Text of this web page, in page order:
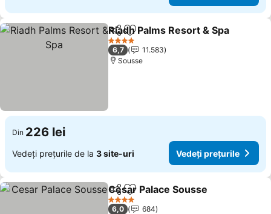
DistribuițiAdăugaţi la favorite
Riadh Palms Resort & Spa
4 Stele
6,7
11.583
Sousse
Din 226 lei
Vedeți prețurile de la 3 site-uri Vedeți prețurile
DistribuițiAdăugaţi la favorite
Cesar Palace Sousse
4 Stele
6,0
684